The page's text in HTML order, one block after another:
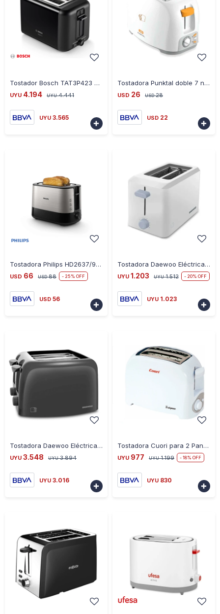
Tostador Bosch TAT3P423 Designline Negro - NEGRO
UYU 4.194 UYU 4.441
UYU 3.565

Tostadora Punktal doble 7 niveles de tostado 800w
USD 26 USD 28
USD 22

Tostadora Philips HD2637/90 2 Panes
USD 66 USD 88 25
USD 56

Tostadora Daewoo Eléctrica Ranuras Anchas
UYU 1.203 UYU 1.512 20
UYU 1.023

Tostadora Daewoo Eléctrica Doble 4 Panes
UYU 3.548 UYU 3.894
UYU 3.016

Tostadora Cuori para 2 Panes Tostapane 750W
UYU 977 UYU 1.199 18
UYU 830
